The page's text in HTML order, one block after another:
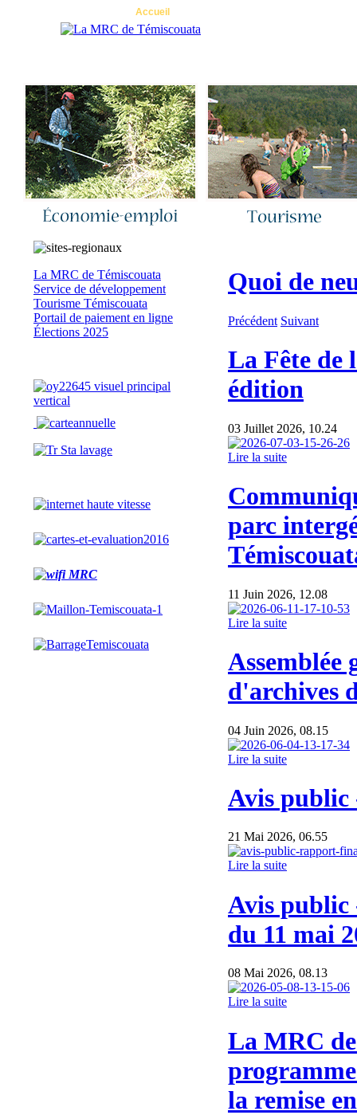
Accueil
La MRC de Témiscouata
Service de développement
Tourisme Témiscouata
Portail de paiement en ligne
Élections 2025
Quoi de
Précédent Suivant
La Fête de
édition
03 Juillet 2026, 10.24
Lire la suite
parc
11 Juin 2026, 12.08
Lire la suite
Assemblée
d'archives
04 Juin 2026, 08.15
Lire la suite
Avis public
21 Mai 2026, 06.55
Lire la suite
Avis public
du 11 mai
08 Mai 2026, 08.13
Lire la suite
La MRC
la remise